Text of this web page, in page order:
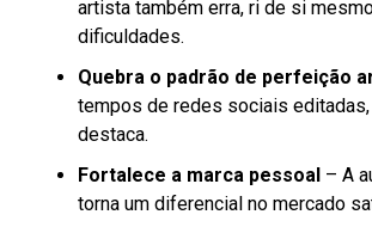
artista também erra, ri de si
dificuldades.
Quebra o padrão de perfeição
tempos de redes sociais
destaca.
Fortalece a marca pessoal – A
torna um diferencial no mercado